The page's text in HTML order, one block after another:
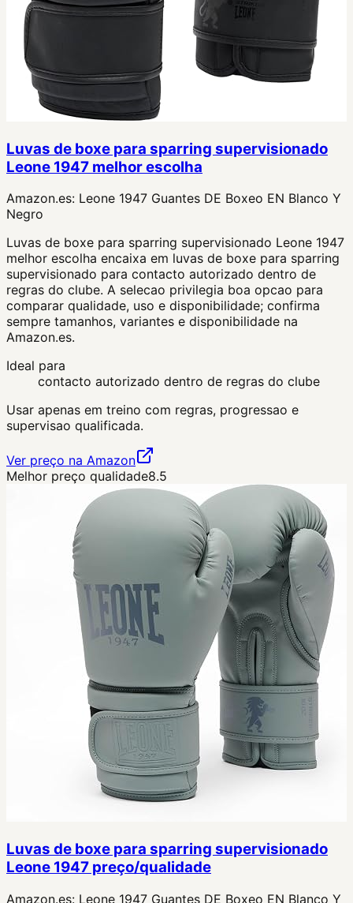
Luvas de boxe para sparring supervisionado
Leone 1947 melhor escolha
Amazon.es: Leone 1947 Guantes DE Boxeo EN Blanco Y
Negro
Luvas de boxe para sparring supervisionado Leone 1947
melhor escolha encaixa em luvas de boxe para sparring
supervisionado para contacto autorizado dentro de
regras do clube. A selecao privilegia boa opcao para
comparar qualidade, uso e disponibilidade; confirma
sempre tamanhos, variantes e disponibilidade na
Amazon.es.
Ideal para
contacto autorizado dentro de regras do clube
Usar apenas em treino com regras, progressao e
supervisao qualificada.
Ver preço na Amazon
Melhor preço qualidade8.5
Luvas de boxe para sparring supervisionado
Leone 1947 preço/qualidade
Amazon.es: Leone 1947 Guantes DE Boxeo EN Blanco Y